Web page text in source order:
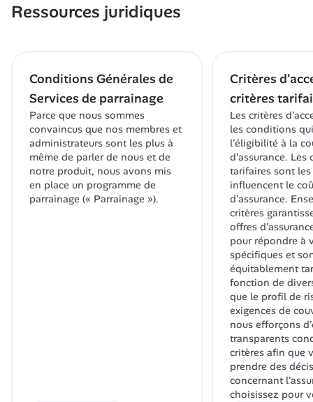
Ressources juridiques
Conditions Générales de
Services de parrainage
Parce que nous sommes
convaincus que nos membres et
administrateurs sont les plus à
même de parler de nous et de
notre produit, nous avons mis
en place un programme de
parrainage (« Parrainage »).
Critères
critères
Les critères
les conditions
l'éligibilité à la
d'assurance. Les
tarifaires sont
influencent le
d'assurance.
critères
offres
pour répondre à
spécifiques et
équitablement
fonction de
que le profil de
exigences de
nous efforçons
transparents
critères afin que
prendre des
concernant
choisissez pour